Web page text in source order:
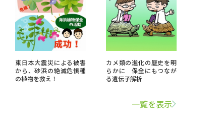
先輩が入学を決めた理由
立ちガイド
東日本大震災による被害
から、砂浜の絶滅危惧種
の植物を救え！
カメ類の進化の歴史を明
らかに 保全にもつなが
る遺伝子解析
一覧を表示